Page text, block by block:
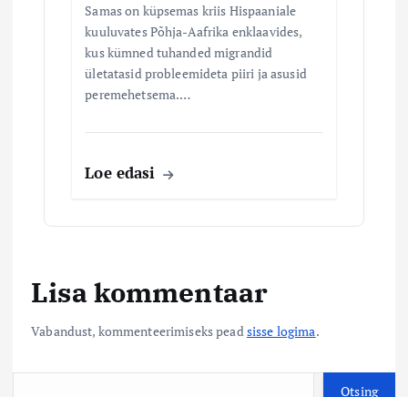
Samas on küpsemas kriis Hispaaniale
kuuluvates Põhja-Aafrika enklaavides,
kus kümned tuhanded migrandid
ületatasid probleemideta piiri ja asusid
peremehetsema.…
Loe edasi
Lisa kommentaar
Vabandust, kommenteerimiseks pead sisse logima.
Otsing